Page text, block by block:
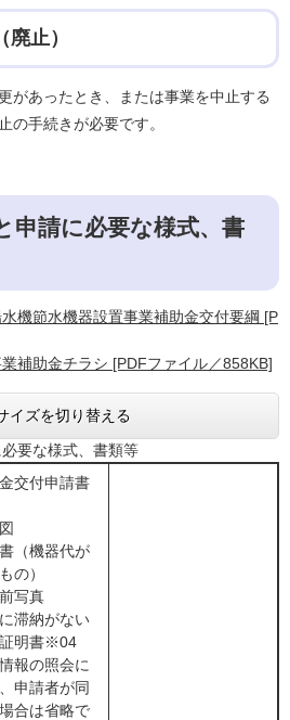
止）
があったとき、または事業を中止する
の手続きが必要です。
申請に必要な様式、書
機節水機器設置事業補助金交付要綱 [P
補助金チラシ [PDFファイル／858KB]
イズを切り替える
要な様式、書類等
交付申請書
（機器代が
の）
写真
滞納がない
明書※04
報の照会に
申請者が同
合は省略で